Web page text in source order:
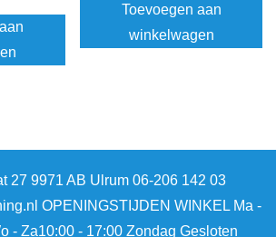
Toevoegen aan
winkelwagen
27 9971 AB Ulrum 06-206 142 03
OPENINGSTIJDEN WINKEL Ma -
- Za10:00 - 17:00 Zondag Gesloten